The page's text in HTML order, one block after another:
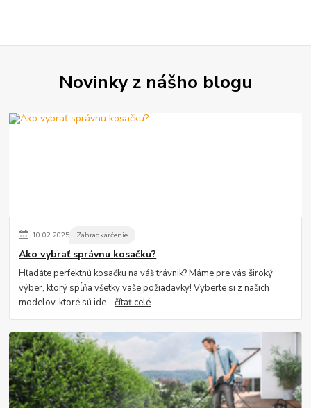
Novinky z nášho blogu
10.02.2025 Záhradkárčenie
Ako vybrať správnu kosačku?
Hľadáte perfektnú kosačku na váš trávnik? Máme pre vás široký
výber, ktorý spĺňa všetky vaše požiadavky! Vyberte si z našich
modelov, ktoré sú ide...čítať celé